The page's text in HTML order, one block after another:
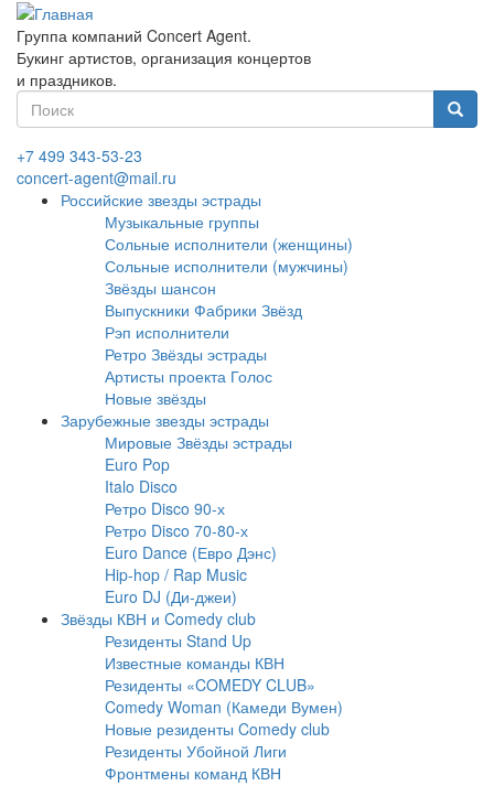
Перейти
основному
содержанию
Группа компаний Concert Agent.
Букинг артистов, организация концертов
и праздников.
Форма
поиска
+7 499 343-53-23
concert-agent@mail.ru
Российские звезды эстрады
Музыкальные группы
Сольные исполнители (женщины)
Сольные исполнители (мужчины)
Звёзды шансон
Выпускники Фабрики Звёзд
Рэп исполнители
Ретро Звёзды эстрады
Артисты проекта Голос
Новые звёзды
Зарубежные звезды эстрады
Мировые Звёзды эстрады
Euro Pop
Italo Disco
Ретро Disco 90-х
Ретро Disco 70-80-х
Euro Dance (Евро Дэнс)
Hip-hop / Rap Music
Euro DJ (Ди-джеи)
Звёзды КВН и Comedy club
Резиденты Stand Up
Известные команды КВН
Резиденты «COMEDY CLUB»
Comedy Woman (Камеди Вумен)
Новые резиденты Comedy club
Резиденты Убойной Лиги
Фронтмены команд КВН